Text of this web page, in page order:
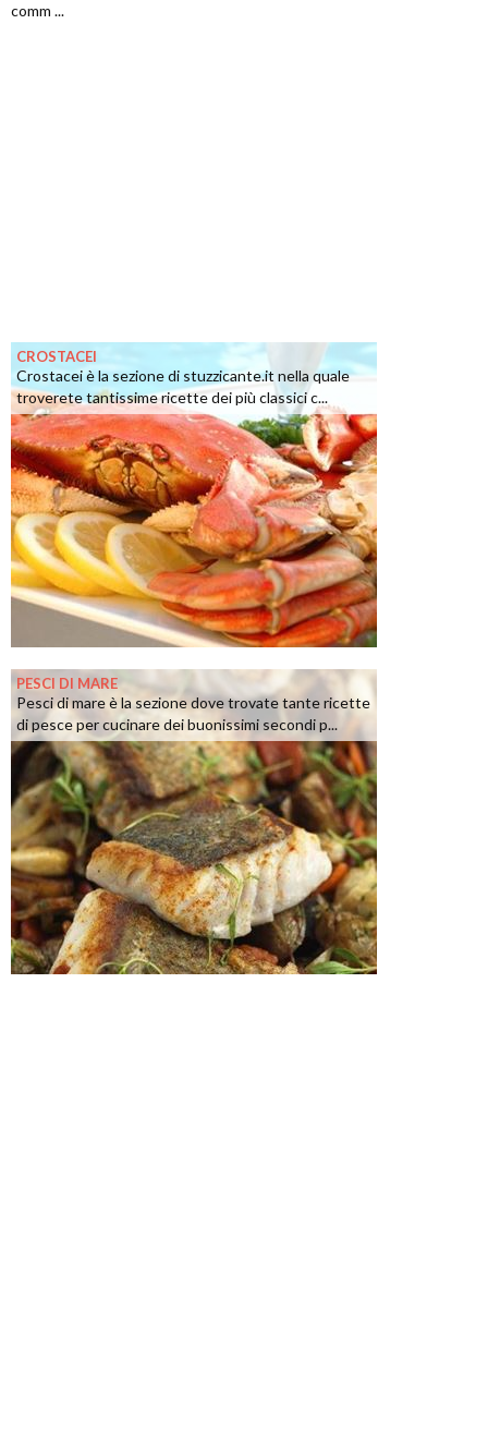
comm ...
CROSTACEI
Crostacei è la sezione di stuzzicante.it nella quale
troverete tantissime ricette dei più classici c...
PESCI DI MARE
Pesci di mare è la sezione dove trovate tante ricette
di pesce per cucinare dei buonissimi secondi p...